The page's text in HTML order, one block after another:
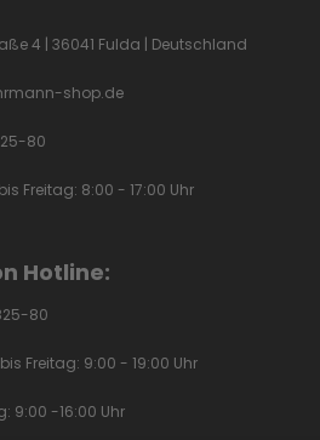
4 | 36041 Fulda | Deutschland
shop.de
80
Freitag: 8:00 - 17:00 Uhr
Hotline:
80
Freitag: 9:00 - 19:00 Uhr
9:00 -16:00 Uhr